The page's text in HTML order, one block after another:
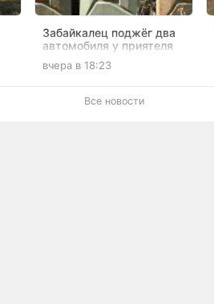
Забайкалец поджёг два
автомобиля у приятеля
после конфликта
вчера в 18:23
Все новости